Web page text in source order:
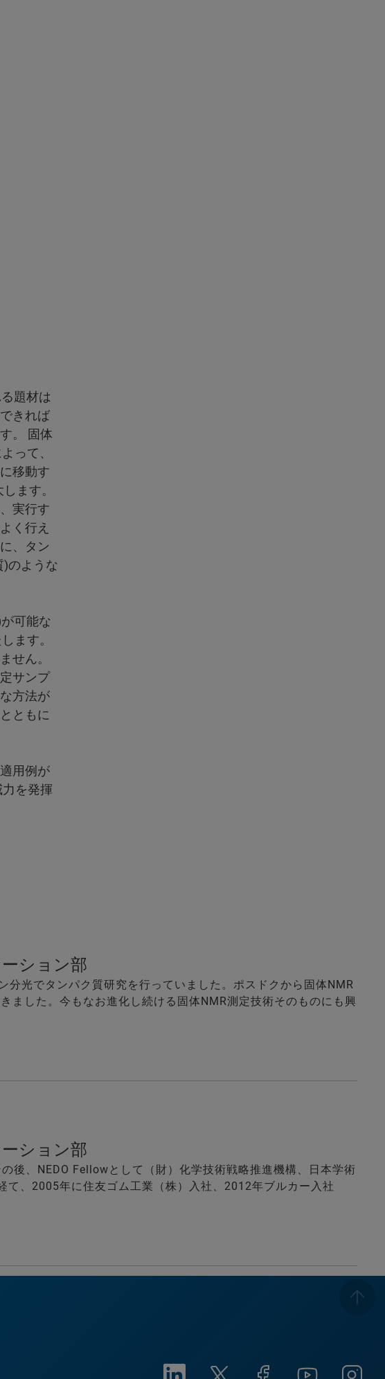
題材は
きれば
。 固体
って、
移動す
ます。
実行す
く行え
、タン
のような
可能な
ます。
せん。
サンプ
方法が
ともに
用例が
を発揮
ション部
光でタンパク質研究を行っていました。ポスドクから固体NMR
ました。今もなお進化し続ける固体NMR測定技術そのものにも興
ション部
後、NEDO Fellowとして（財）化学技術戦略推進機構、日本学術
て、2005年に住友ゴム工業（株）入社、2012年ブルカー入社